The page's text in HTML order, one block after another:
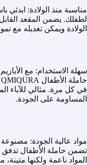
مناسبة منذ الولادة: ابدئي
لطفلك. يضمن المقعد
الولادة ويمكن تعديله مع
سهلة الاستخدام: مع
في كل مرة. مثالي للآباء
المساومة على الجودة.
مواد عالية الجودة:
تضمن حاملة الأطفال تدفق
المواد ناعمة ولكنها